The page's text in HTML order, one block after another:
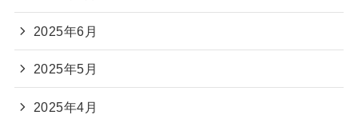
2025年6月
2025年5月
2025年4月